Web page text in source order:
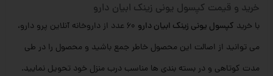
خرید و قیمت کپسول یونی زینک ابیان دارو
با خرید کپسول یونی زینک ابیان دارو
60 عدد از داروخانه آنلاین پرو دارو،
می توانید از اصالت این محصول خاطر جمع باشید و محصول را در طی
مدت کوتاهی و در بسته بندی ها مناسب درب منزل خود تحویل نمایید.